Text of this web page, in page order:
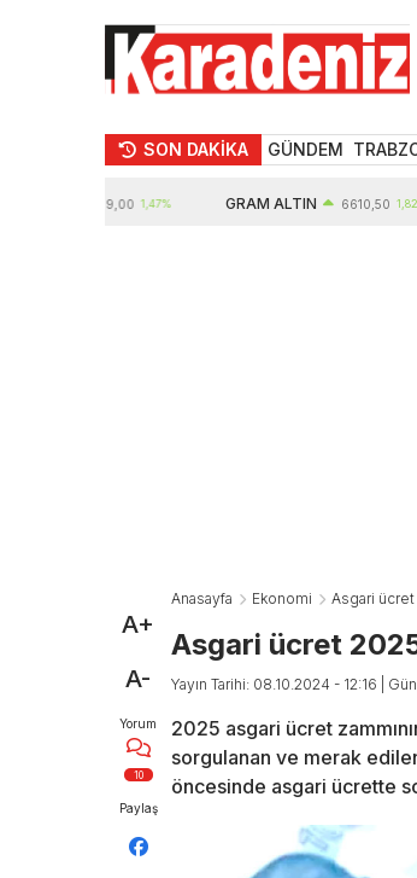
SON DAKİKA GÜNDEM
1,47% GRAM ALTIN 6610,50 1,82%
A+
A-
Yorum
10
Paylaş
Anasayfa Ekonomi Asgari ücret
Asgari ücret
Yayın Tarihi: 08.10.2024 - 12:16 |
2025 asgari ücret
sorgulanan ve merak
öncesinde asgari ücrette